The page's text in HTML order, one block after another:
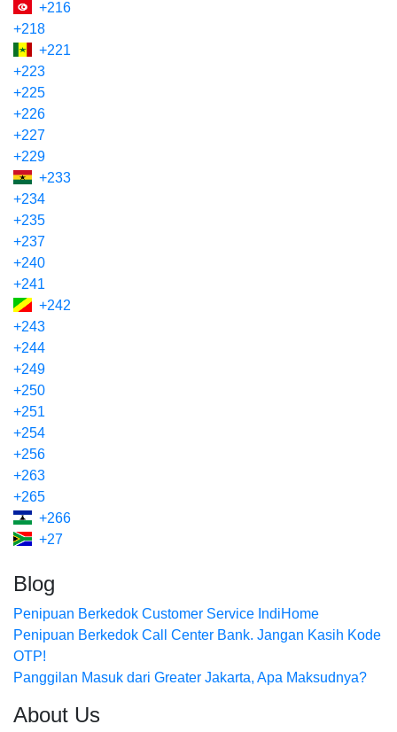
+216
+218
+221
+223
+225
+226
+227
+229
+233
+234
+235
+237
+240
+241
+242
+243
+244
+249
+250
+251
+254
+256
+263
+265
+266
+27
Blog
Penipuan Berkedok Customer Service IndiHome
Penipuan Berkedok Call Center Bank. Jangan Kasih Kode
OTP!
Panggilan Masuk dari Greater Jakarta, Apa Maksudnya?
About Us